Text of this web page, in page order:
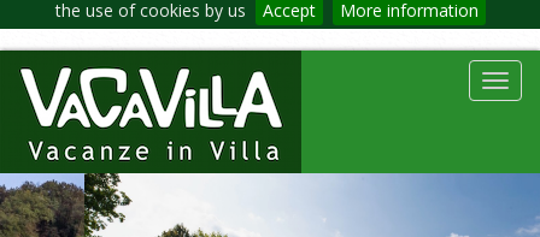
the use of cookies by us Accept More information